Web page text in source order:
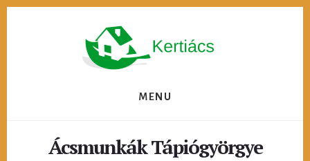
MENU
Ácsmunkák Tápiógyörgye